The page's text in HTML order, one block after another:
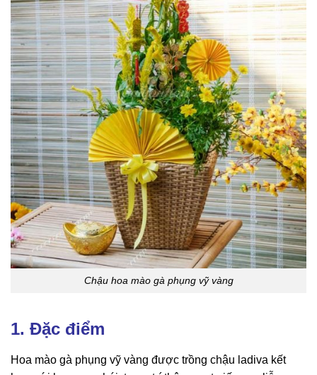
Chậu hoa mào gà phụng vỹ vàng
1. Đặc điểm
Hoa mào gà phụng vỹ vàng được trồng chậu ladiva kết